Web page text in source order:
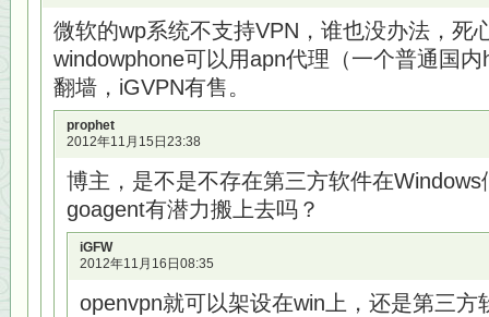
微软的wp系统不支持VPN，谁也没办法，死
windowphone可以用apn代理（一个普通国
翻墙，iGVPN有售。
prophet
2012年11月15日23:38
博主，是不是不存在第三方软件在
goagent有潜力搬上去吗？
iGFW
2012年11月16日08:35
openvpn就可以架设在win上，还是第三方